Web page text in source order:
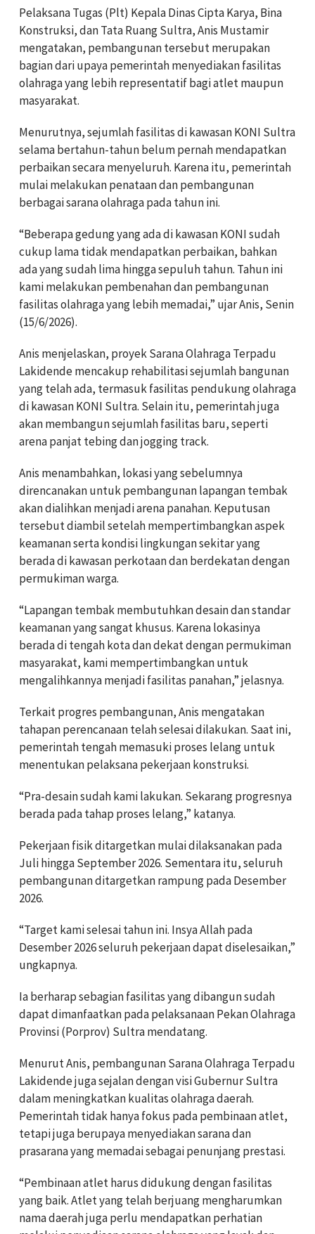
Pelaksana Tugas (Plt) Kepala Dinas Cipta Karya, Bina
Konstruksi, dan Tata Ruang Sultra, Anis Mustamir
mengatakan, pembangunan tersebut merupakan
bagian dari upaya pemerintah menyediakan fasilitas
olahraga yang lebih representatif bagi atlet maupun
masyarakat.
Menurutnya, sejumlah fasilitas di kawasan KONI Sultra
selama bertahun-tahun belum pernah mendapatkan
perbaikan secara menyeluruh. Karena itu, pemerintah
mulai melakukan penataan dan pembangunan
berbagai sarana olahraga pada tahun ini.
“Beberapa gedung yang ada di kawasan KONI sudah
cukup lama tidak mendapatkan perbaikan, bahkan
ada yang sudah lima hingga sepuluh tahun. Tahun ini
kami melakukan pembenahan dan pembangunan
fasilitas olahraga yang lebih memadai,” ujar Anis, Senin
(15/6/2026).
Anis menjelaskan, proyek Sarana Olahraga Terpadu
Lakidende mencakup rehabilitasi sejumlah bangunan
yang telah ada, termasuk fasilitas pendukung olahraga
di kawasan KONI Sultra. Selain itu, pemerintah juga
akan membangun sejumlah fasilitas baru, seperti
arena panjat tebing dan jogging track.
Anis menambahkan, lokasi yang sebelumnya
direncanakan untuk pembangunan lapangan tembak
akan dialihkan menjadi arena panahan. Keputusan
tersebut diambil setelah mempertimbangkan aspek
keamanan serta kondisi lingkungan sekitar yang
berada di kawasan perkotaan dan berdekatan dengan
permukiman warga.
“Lapangan tembak membutuhkan desain dan standar
keamanan yang sangat khusus. Karena lokasinya
berada di tengah kota dan dekat dengan permukiman
masyarakat, kami mempertimbangkan untuk
mengalihkannya menjadi fasilitas panahan,” jelasnya.
Terkait progres pembangunan, Anis mengatakan
tahapan perencanaan telah selesai dilakukan. Saat ini,
pemerintah tengah memasuki proses lelang untuk
menentukan pelaksana pekerjaan konstruksi.
“Pra-desain sudah kami lakukan. Sekarang progresnya
berada pada tahap proses lelang,” katanya.
Pekerjaan fisik ditargetkan mulai dilaksanakan pada
Juli hingga September 2026. Sementara itu, seluruh
pembangunan ditargetkan rampung pada Desember
2026.
“Target kami selesai tahun ini. Insya Allah pada
Desember 2026 seluruh pekerjaan dapat diselesaikan,”
ungkapnya.
Ia berharap sebagian fasilitas yang dibangun sudah
dapat dimanfaatkan pada pelaksanaan Pekan Olahraga
Provinsi (Porprov) Sultra mendatang.
Menurut Anis, pembangunan Sarana Olahraga Terpadu
Lakidende juga sejalan dengan visi Gubernur Sultra
dalam meningkatkan kualitas olahraga daerah.
Pemerintah tidak hanya fokus pada pembinaan atlet,
tetapi juga berupaya menyediakan sarana dan
prasarana yang memadai sebagai penunjang prestasi.
“Pembinaan atlet harus didukung dengan fasilitas
yang baik. Atlet yang telah berjuang mengharumkan
nama daerah juga perlu mendapatkan perhatian